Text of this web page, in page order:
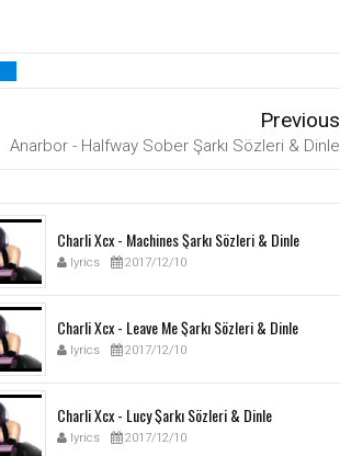
Previous
Anarbor - Halfway Sober Şarkı Sözleri & Dinle
Charli Xcx - Machines Şarkı Sözleri & Dinle
lyrics 2017/12/10
Charli Xcx - Leave Me Şarkı Sözleri & Dinle
lyrics 2017/12/10
Charli Xcx - Lucy Şarkı Sözleri & Dinle
lyrics 2017/12/10